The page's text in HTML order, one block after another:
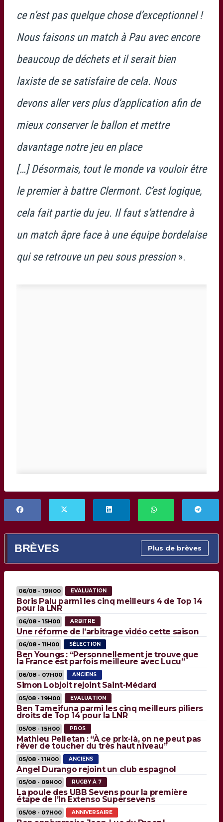
ce n’est pas quelque chose d’exceptionnel !
Nous faisons un match à Pau avec encore
beaucoup de déchets et il serait bien
laxiste de se satisfaire de cela. Nous
devons aller vers plus d’application afin de
mieux conserver le ballon et mettre
davantage notre jeu en place
[…] Désormais, tout le monde va vouloir être
le premier à battre Clermont. C’est logique,
cela fait partie du jeu. Il faut s’attendre à
un match âpre face à une équipe bordelaise
qui se retrouve un peu sous pression».
BRÈVES Plus de brèves
06/08 - 19H00 EVALUATION
Boris Palu parmi les cinq meilleurs 4 de Top 14
pour la LNR
06/08 - 15H00 ARBITRE
Une réforme de l’arbitrage vidéo cette saison
06/08 - 11H00 SÉLECTION
Ben Youngs : “Personnellement je trouve que
la France est parfois meilleure avec Lucu”
06/08 - 07H00 ANCIENS
Simon Lobjoit rejoint Saint-Médard
05/08 - 19H00 EVALUATION
Ben Tameifuna parmi les cinq meilleurs piliers
droits de Top 14 pour la LNR
05/08 - 15H00 PROS
Mathieu Pelletan : “À ce prix-là, on ne peut pas
rêver de toucher du très haut niveau”
05/08 - 11H00 ANCIENS
Angel Durango rejoint un club espagnol
05/08 - 09H00 RUGBY À 7
La poule des UBB Sevens pour la première
étape de l’In Extenso Supersevens
05/08 - 07H00 ANNIVERSAIRE